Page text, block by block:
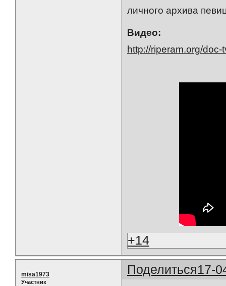
личного архива
Видео:
http://riperam.org/
+14
Поделиться17-
misa1973
Участник